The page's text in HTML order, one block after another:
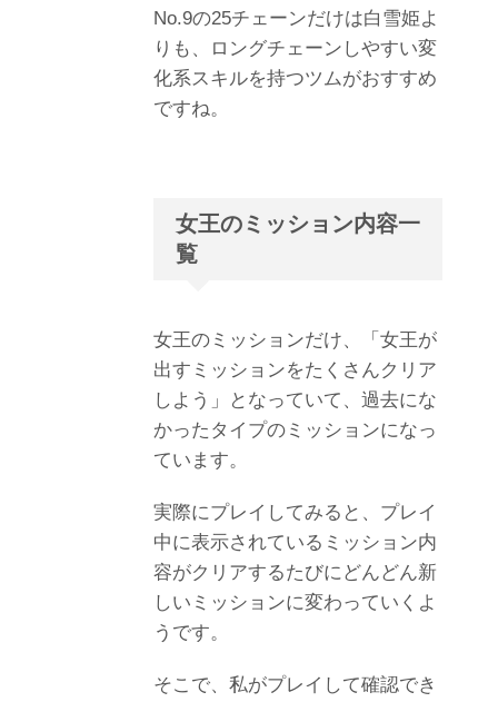
No.9の25チェーンだけは白雪姫よ
りも、ロングチェーンしやすい変
化系スキルを持つツムがおすすめ
ですね。
女王のミッション内容一
覧
女王のミッションだけ、「女王が
出すミッションをたくさんクリア
しよう」となっていて、過去にな
かったタイプのミッションになっ
ています。
実際にプレイしてみると、プレイ
中に表示されているミッション内
容がクリアするたびにどんどん新
しいミッションに変わっていくよ
うです。
そこで、私がプレイして確認でき